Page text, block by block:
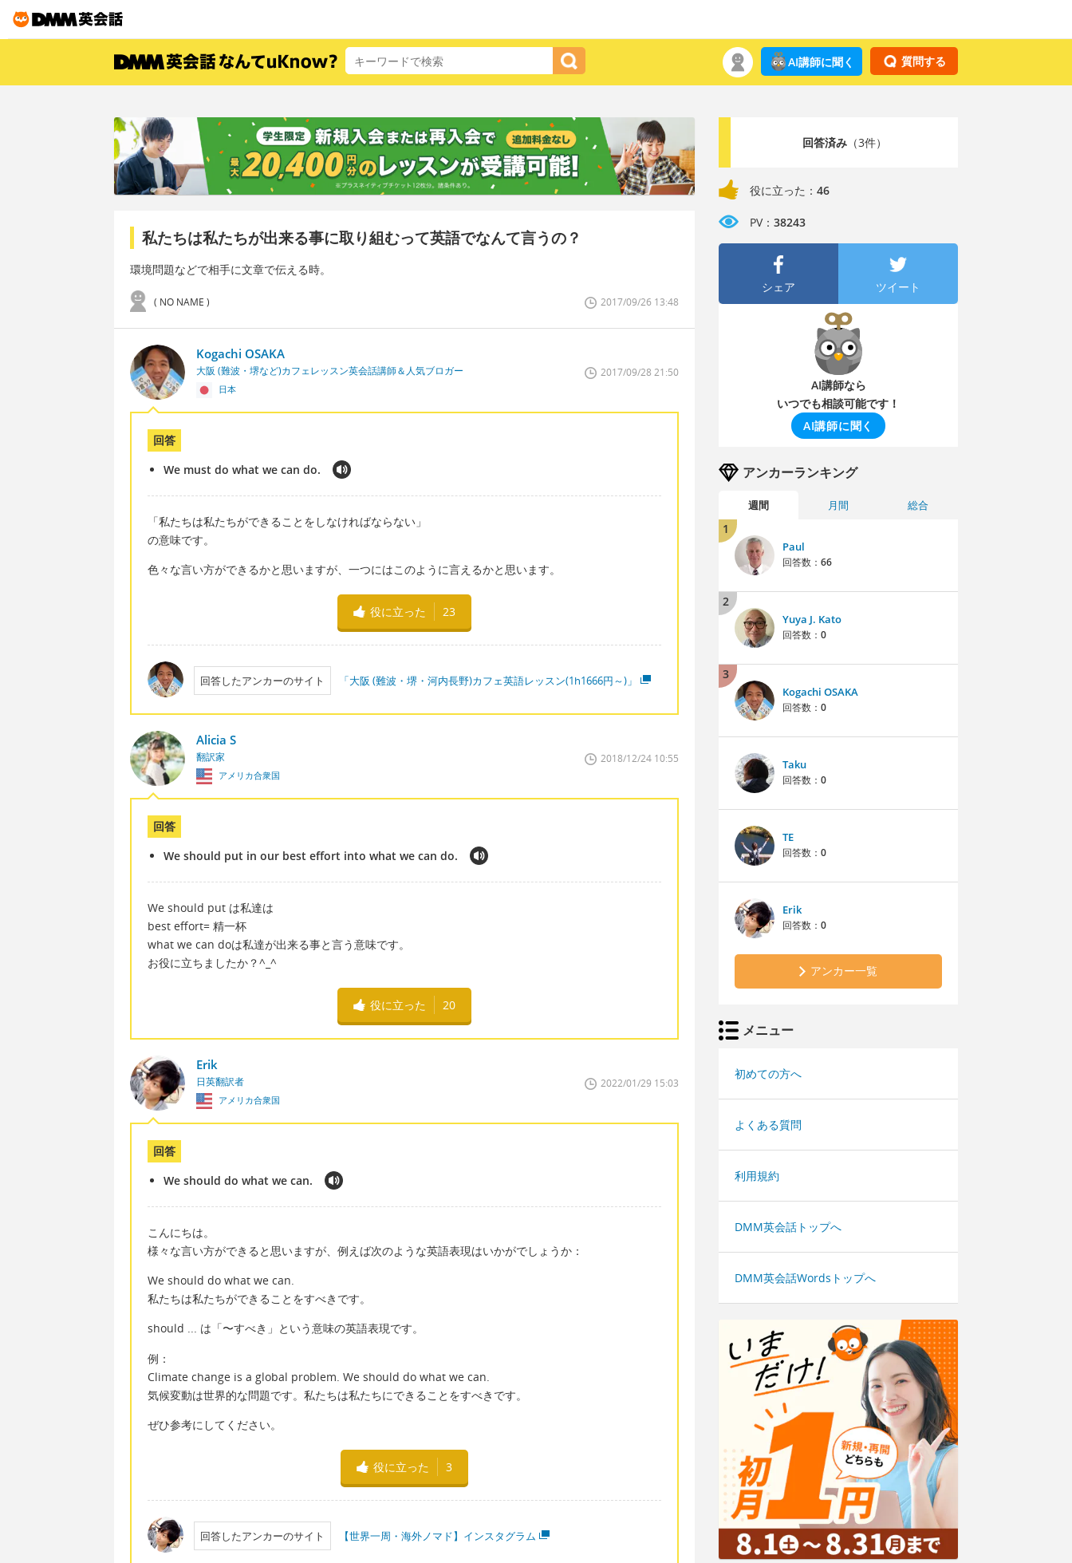
質問する
AI講師に聞く
私たちは私たちが出来る事に取り組むって英語でなんて言うの？
環境問題などで相手に文章で伝える時。
( NO NAME ) 2017/09/26 13:48
Kogachi OSAKA
大阪 (難波・堺など)カフェレッスン英会話講師＆人気ブロガー
日本
2017/09/28 21:50
回答
We must do what we can do.
「私たちは私たちができることをしなければならない」
の意味です。
色々な言い方ができるかと思いますが、一つにはこのように言えるかと思います。
役に立った 23
回答したアンカーのサイト 「大阪 (難波・堺・河内長野)カフェ英語レッスン(1h1666円～)」
Alicia S
翻訳家
アメリカ合衆国
2018/12/24 10:55
回答
We should put in our best effort into what we can do.
We should put は私達は
best effort= 精一杯
what we can doは私達が出来る事と言う意味です。
お役に立ちましたか？^_^
役に立った 20
Erik
日英翻訳者
アメリカ合衆国
2022/01/29 15:03
回答
We should do what we can.
こんにちは。
様々な言い方ができると思いますが、例えば次のような英語表現はいかがでしょうか：
We should do what we can.
私たちは私たちができることをすべきです。
should ... は「〜すべき」という意味の英語表現です。
例：
Climate change is a global problem. We should do what we can.
気候変動は世界的な問題です。私たちは私たちにできることをすべきです。
ぜひ参考にしてください。
役に立った 3
回答したアンカーのサイト 【世界一周・海外ノマド】インスタグラム
回答済み（3件）
役に立った： 46
PV： 38243
シェア ツイート
AI講師なら
いつでも相談可能です！
AI講師に聞く
アンカーランキング
週間 月間 総合
1
Paul
回答数： 66
2
Yuya J. Kato
回答数： 0
3
Kogachi OSAKA
回答数： 0
Taku
回答数： 0
TE
回答数： 0
Erik
回答数： 0
アンカー一覧
メニュー
初めての方へ
よくある質問
利用規約
DMM英会話トップへ
DMM英会話Wordsトップへ